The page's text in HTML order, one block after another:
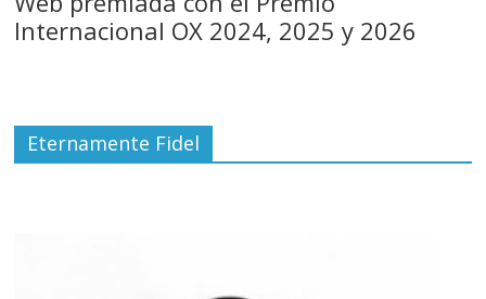
Internacional OX 2024, 2025 y 2026
Eternamente Fidel